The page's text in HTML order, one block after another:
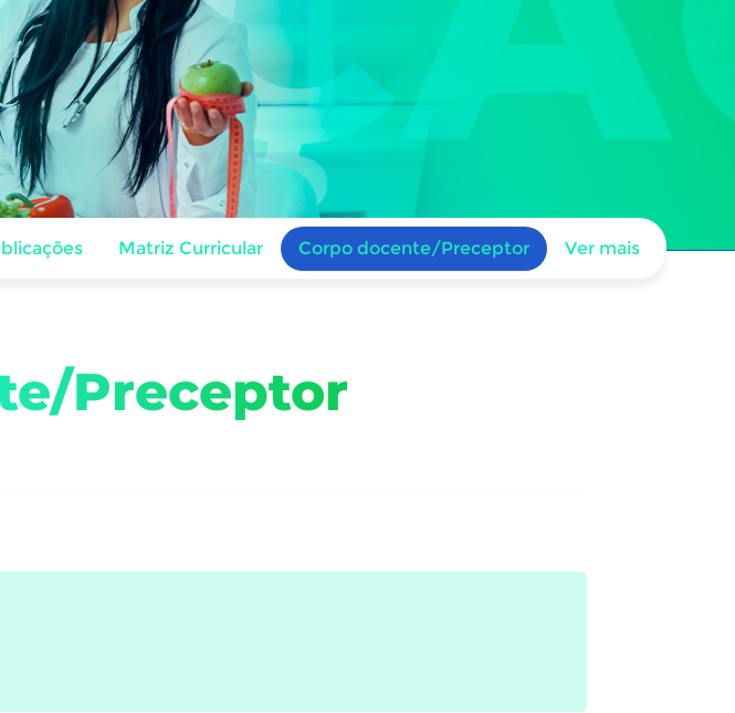
Matriz Curricular Corpo docente/Preceptor Ver mais
Preceptor